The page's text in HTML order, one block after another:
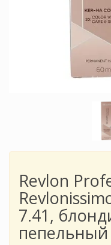
Revlon
7.41,